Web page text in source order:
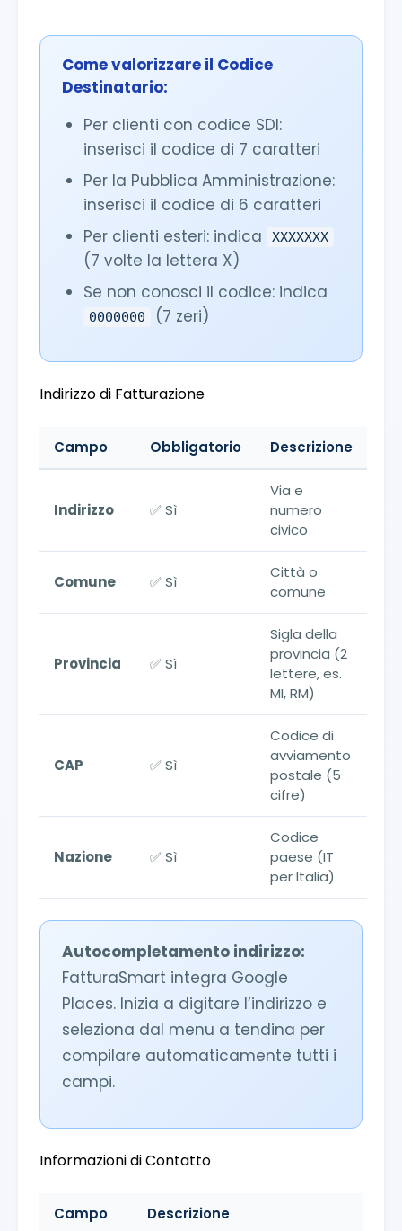
Come valorizzare il Codice
Destinatario:
Per clienti con codice SDI:
inserisci il codice di 7 caratteri
Per la Pubblica Amministrazione:
inserisci il codice di 6 caratteri
Per clienti esteri: indica
XXXXXXX
(7 volte la lettera X)
Se non conosci il codice: indica
0000000 (7 zeri)
Indirizzo di Fatturazione
Campo Obbligatorio Descrizione
Indirizzo ✅ Sì
Via e
numero
civico
Comune ✅ Sì
Città o
comune
Provincia ✅ Sì
Sigla della
provincia (2
lettere, es.
MI, RM)
CAP ✅ Sì
Codice di
avviamento
postale (5
cifre)
Nazione ✅ Sì
Codice
paese (IT
per Italia)
Autocompletamento indirizzo:
FatturaSmart integra Google
Places. Inizia a digitare l’indirizzo e
seleziona dal menu a tendina per
compilare automaticamente tutti i
campi.
Informazioni di Contatto
Campo Descrizione